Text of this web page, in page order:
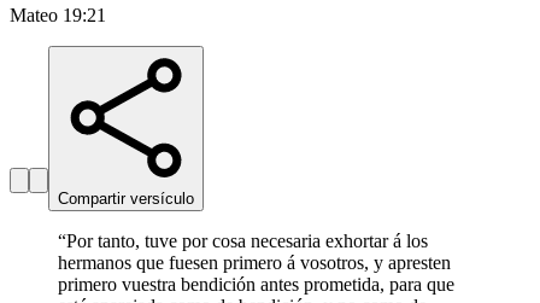
Mateo 19:21
Compartir versículo
“Por tanto, tuve por cosa necesaria exhortar á los
hermanos que fuesen primero á vosotros, y apresten
primero vuestra bendición antes prometida, para que